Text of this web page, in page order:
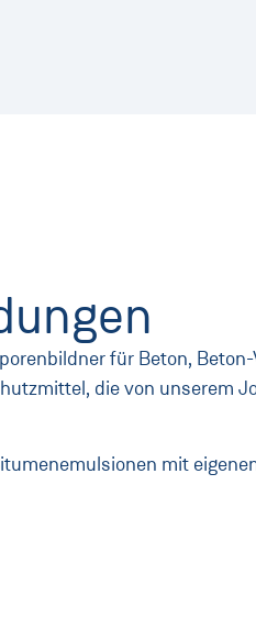
für Beton, Beton-
die von unserem
mit